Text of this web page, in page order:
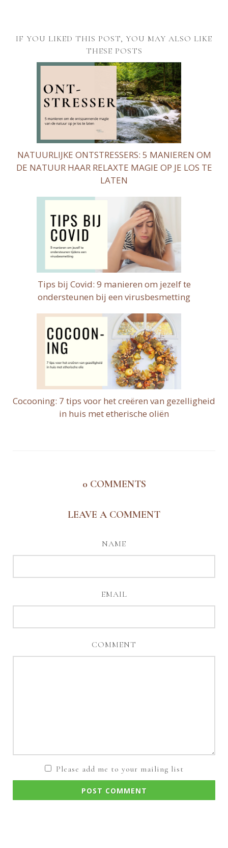
IF YOU LIKED THIS POST, YOU MAY ALSO LIKE
THESE POSTS
NATUURLIJKE ONTSTRESSERS: 5 MANIEREN OM
DE NATUUR HAAR RELAXTE MAGIE OP JE LOS TE
LATEN
Tips bij Covid: 9 manieren om jezelf te
ondersteunen bij een virusbesmetting
Cocooning: 7 tips voor het creëren van gezelligheid
in huis met etherische oliën
0 COMMENTS
LEAVE A COMMENT
NAME
EMAIL
COMMENT
Please add me to your mailing list
POST COMMENT